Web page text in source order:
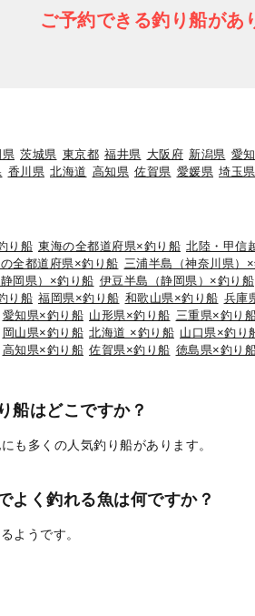
ご予約できる釣り船があ
県 茨城県 東京都 福井県 大阪府 新潟県 愛
香川県 北海道 高知県 佐賀県 愛媛県 埼玉県
り船 東海の全都道府県×釣り船 北陸・甲信
全都道府県×釣り船 三浦半島（神奈川県）
岡県）×釣り船 伊豆半島（静岡県）×釣り船
り船 福岡県×釣り船 和歌山県×釣り船 兵庫
愛知県×釣り船 山形県×釣り船 三重県×釣り
岡山県×釣り船 北海道 ×釣り船 山口県×釣り
高知県×釣り船 佐賀県×釣り船 徳島県×釣り
船はどこですか？
も多くの人気釣り船があります。
よく釣れる魚は何ですか？
ようです。